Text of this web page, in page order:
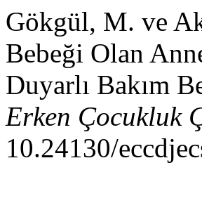
Gökgül, M. ve
Bebeği Olan
Duyarlı Bakım
Erken Çocukluk
10.24130/